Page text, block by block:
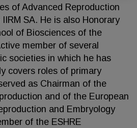
of Advanced Reproduction
SA. He is also Honorary
of Biosciences of the
member of several
societies in which he has
covers roles of primary
as Chairman of the
and of the European
and Embryology
of the ESHRE